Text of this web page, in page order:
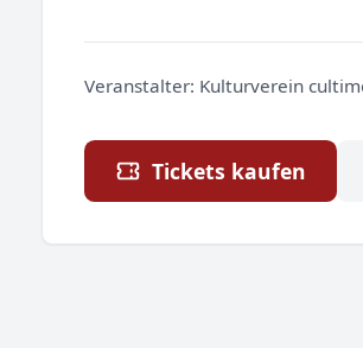
Veranstalter: Kulturverein
Tickets kaufen